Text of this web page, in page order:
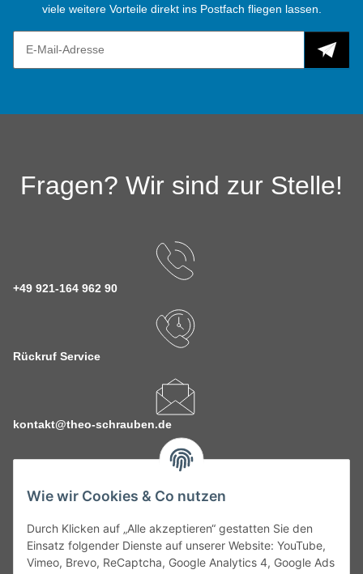
Wie wir Cookies & Co nutzen
Durch Klicken auf „Alle akzeptieren“ gestatten Sie den
Einsatz folgender Dienste auf unserer Website: YouTube,
Vimeo, Brevo, ReCaptcha, Google Analytics 4, Google Ads
viele weitere Vorteile direkt ins Postfach fliegen lassen.
Fragen? Wir sind zur Stelle!
+49 921-164 962 90
Rückruf Service
kontakt@theo-schrauben.de
Service